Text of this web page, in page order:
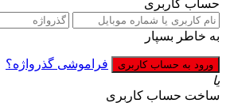
حساب کاربری
به خاطر بسپار
فراموشی گذرواژه؟
یا
ساخت حساب کاربری